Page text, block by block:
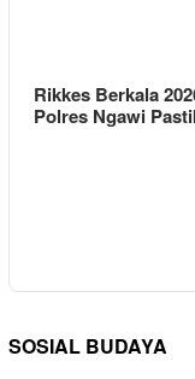
Rikkes Berkala
Polres Ngawi
SOSIAL BUDAYA